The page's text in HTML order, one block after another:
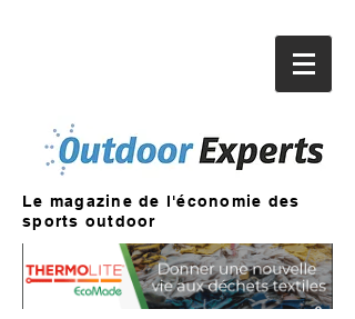
Le magazine de l'économie des
sports outdoor